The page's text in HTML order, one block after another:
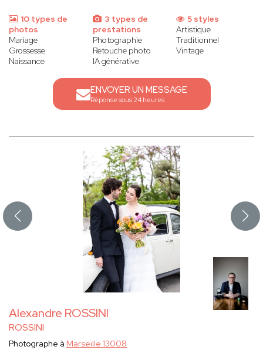
10 types de
photos
Mariage
Grossesse
Naissance
3 types de
prestations
Photographie
Retouche photo
IA générative
5 styles
Artistique
Traditionnel
Vintage
ENVOYER UN MESSAGE
Réponse sous 24 heures
Alexandre ROSSINI
ROSSINI
Photographe à Marseille 13008